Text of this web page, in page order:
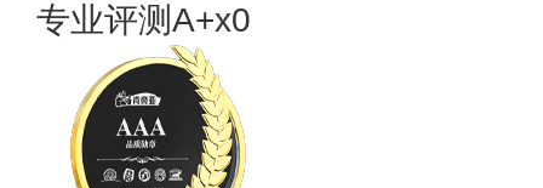
专业评测A+x0